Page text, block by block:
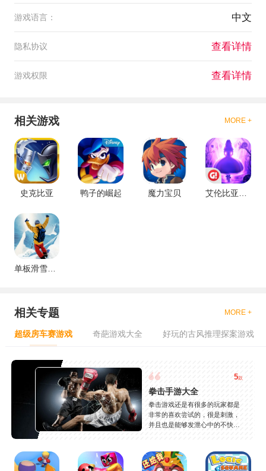
游戏语言： 中文
隐私协议 查看详情
游戏权限 查看详情
相关游戏 MORE +
史克比亚 鸭子的崛起 魔力宝贝
单板滑雪：第四维
相关专题 MORE +
超级房车赛游戏 奇葩游戏大全 好玩的古风推理探案游戏
5款
拳击手游大全
拳击游戏还是有很多的玩家都是
非常的喜欢尝试的，很是刺激，
并且也是能够发泄心中的不快
是一些格斗的游戏，其实是非常
的有趣，也是相当的刺激的，游